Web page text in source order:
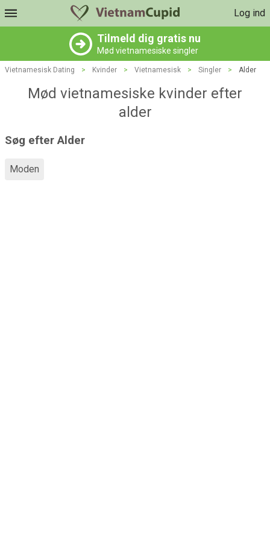
Log ind
Tilmeld dig gratis nu
Mød vietnamesiske singler
Vietnamesisk Dating > Kvinder > Vietnamesisk > Singler > Alder
Mød vietnamesiske kvinder efter
alder
Søg efter Alder
Moden